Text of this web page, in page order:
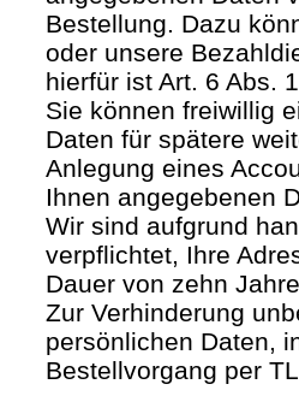
Bestellung. Dazu
oder unsere
hierfür ist Art. 6 Abs.
Sie können freiwillig
Daten für spätere
Anlegung eines
Ihnen angegebenen
Wir sind aufgrund
verpflichtet, Ihre
Dauer von zehn
Zur Verhinderung
persönlichen Daten,
Bestellvorgang per